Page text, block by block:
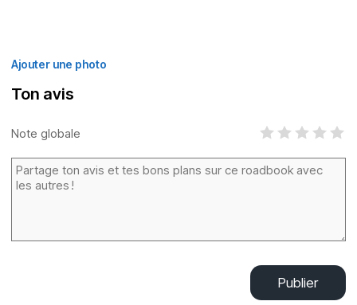
Ajouter une photo
Ton avis
Note globale
Publier